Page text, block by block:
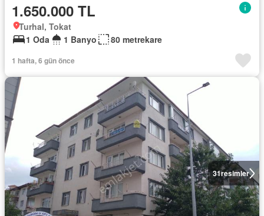
1.650.000 TL
Turhal, Tokat
1 Oda
1 Banyo 80 metrekare
1 hafta, 6 gün önce
31resimler